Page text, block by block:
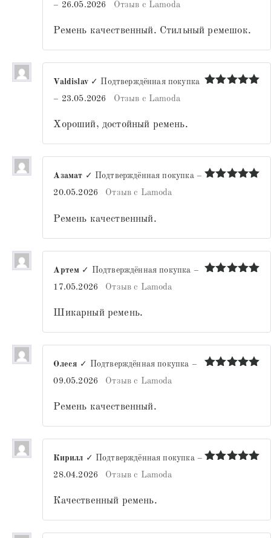
– 26.05.2026 Отзыв с Lamoda
Ремень качественный. Стильный ремешок.
Valdislav ✓ Подтверждённая покупка
– 23.05.2026 Отзыв с Lamoda
Хороший, достойный ремень.
Азамат ✓ Подтверждённая покупка –
20.05.2026
Отзыв с Lamoda
Ремень качественный.
Артем ✓ Подтверждённая покупка –
17.05.2026
Отзыв с Lamoda
Шикарный ремень.
Олеся ✓ Подтверждённая покупка –
09.05.2026
Отзыв с Lamoda
Ремень качественный.
Кирилл ✓ Подтверждённая покупка –
28.04.2026
Отзыв с Lamoda
Качественный ремень.